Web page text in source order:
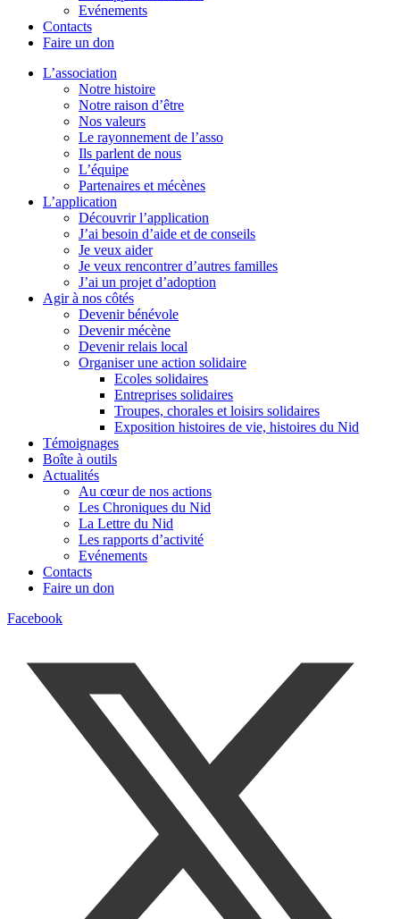
Evénements
Contacts
Faire un don
L’association
Notre histoire
Notre raison d’être
Nos valeurs
Le rayonnement de l’asso
Ils parlent de nous
L’équipe
Partenaires et mécènes
L’application
Découvrir l’application
J’ai besoin d’aide et de conseils
Je veux aider
Je veux rencontrer d’autres familles
J’ai un projet d’adoption
Agir à nos côtés
Devenir bénévole
Devenir mécène
Devenir relais local
Organiser une action solidaire
Ecoles solidaires
Entreprises solidaires
Troupes, chorales et loisirs solidaires
Exposition histoires de vie, histoires du Nid
Témoignages
Boîte à outils
Actualités
Au cœur de nos actions
Les Chroniques du Nid
La Lettre du Nid
Les rapports d’activité
Evénements
Contacts
Faire un don
Facebook